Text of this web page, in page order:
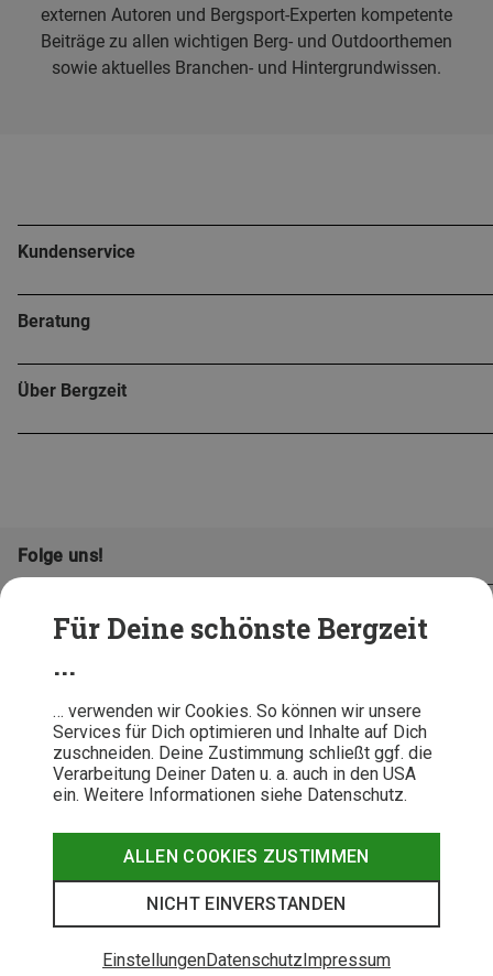
Für Deine schönste Bergzeit
...
… verwenden wir Cookies. So können wir unsere
Services für Dich optimieren und Inhalte auf Dich
zuschneiden. Deine Zustimmung schließt ggf. die
Verarbeitung Deiner Daten u. a. auch in den USA
ein. Weitere Informationen siehe Datenschutz.
ALLEN COOKIES ZUSTIMMEN
NICHT EINVERSTANDEN
EinstellungenDatenschutzImpressum
externen Autoren und Bergsport-Experten kompetente
Beiträge zu allen wichtigen Berg- und Outdoorthemen
sowie aktuelles Branchen- und Hintergrundwissen.
Kundenservice
Beratung
Über Bergzeit
Folge uns!
© 2026 Bergzeit GmbH © Bergsport, Outdoor & Trekking Shop